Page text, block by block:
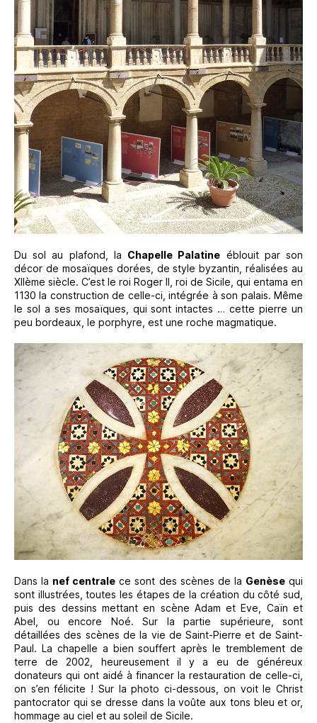
Du sol au plafond, la Chapelle Palatine éblouit par son
décor de mosaïques dorées, de style byzantin, réalisées au
XIIème siècle. C’est le roi Roger II, roi de Sicile, qui entama en
1130 la construction de celle-ci, intégrée à son palais. Même
le sol a ses mosaïques, qui sont intactes … cette pierre un
peu bordeaux, le porphyre, est une roche magmatique.
Dans la nef centrale ce sont des scènes de la Genèsequi
sont illustrées, toutes les étapes de la création du côté sud,
puis des dessins mettant en scène Adam et Eve, Caïn et
Abel, ou encore Noé. Sur la partie supérieure, sont
détaillées des scènes de la vie de Saint-Pierre et de Saint-
Paul. La chapelle a bien souffert après le tremblement de
terre de 2002, heureusement il y a eu de généreux
donateurs qui ont aidé à financer la restauration de celle-ci,
on s’en félicite ! Sur la photo ci-dessous, on voit le Christ
pantocrator qui se dresse dans la voûte aux tons bleu et or,
hommage au ciel et au soleil de Sicile.